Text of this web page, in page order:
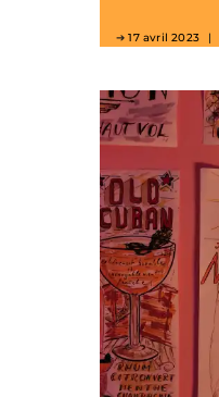
17 avril 2023